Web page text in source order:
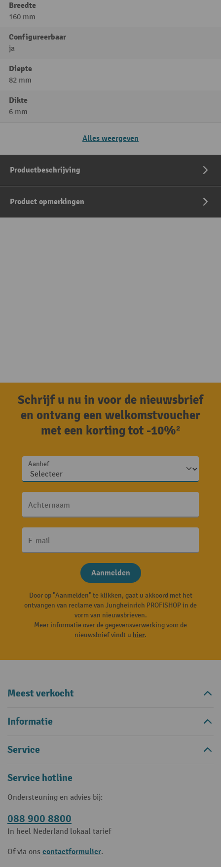
Breedte
160 mm
Configureerbaar
ja
Diepte
82 mm
Dikte
6 mm
Alles weergeven
Productbeschrijving
Product opmerkingen
Schrijf u nu in voor de nieuwsbrief
en ontvang een welkomstvoucher
met een korting tot -10%²
Aanhef
Achternaam
E-mail
Aanmelden
Door op "Aanmelden" te klikken, gaat u akkoord met het
ontvangen van reclame van Jungheinrich PROFISHOP in de
vorm van nieuwsbrieven.
Meer informatie over de gegevensverwerking voor de
nieuwsbrief vindt u hier.
Meest verkocht
Informatie
Service
Service hotline
Ondersteuning en advies bij:
088 900 8800
In heel Nederland lokaal tarief
Of via ons contactformulier.